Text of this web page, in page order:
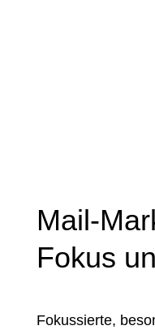
Mail-
Fokus
Fokussierte,